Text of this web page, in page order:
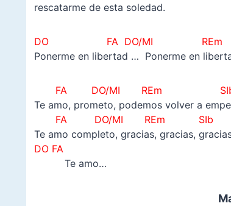
rescatarme de esta soledad.
DO FA DO/MI REm
Ponerme en libertad … Ponerme en
FA
DO/MI REm
Te amo, prometo, podemos volver a
FA
DO/MI REm SIb
Te amo completo, gracias, gracias,
DO FA
Te amo…